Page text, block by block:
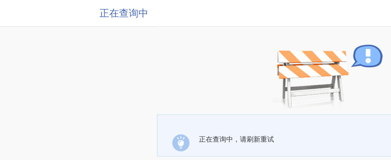
正在查询中
正在查询中，请刷新重试